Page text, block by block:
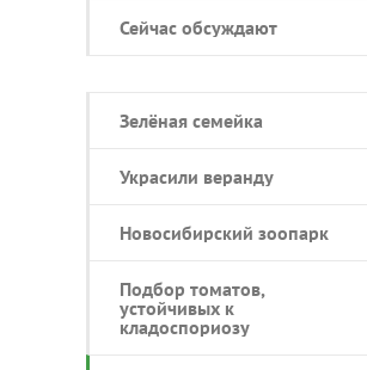
Сейчас обсуждают
Зелёная семейка
Украсили веранду
Новосибирский зоопарк
Подбор томатов,
устойчивых к
кладоспориозу